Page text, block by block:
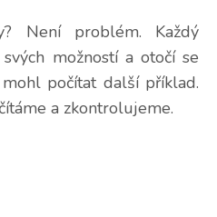
Není problém. Každý
možností a otočí se
počítat další příklad.
a zkontrolujeme.